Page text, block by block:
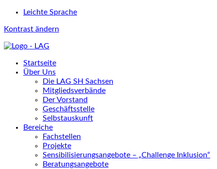
Leichte Sprache
Kontrast ändern
Startseite
Über Uns
Die LAG SH Sachsen
Mitgliedsverbände
Der Vorstand
Geschäftsstelle
Selbstauskunft
Bereiche
Fachstellen
Projekte
Sensibilisierungsangebote – „Challenge Inklusion“
Beratungsangebote